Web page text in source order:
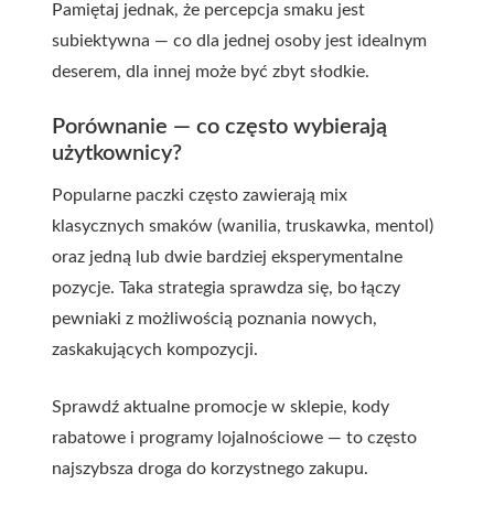
Pamiętaj jednak, że percepcja smaku jest
subiektywna — co dla jednej osoby jest idealnym
deserem, dla innej może być zbyt słodkie.
Porównanie — co często wybierają
użytkownicy?
Popularne paczki często zawierają mix
klasycznych smaków (wanilia, truskawka, mentol)
oraz jedną lub dwie bardziej eksperymentalne
pozycje. Taka strategia sprawdza się, bo łączy
pewniaki z możliwością poznania nowych,
zaskakujących kompozycji.
Sprawdź aktualne promocje w sklepie, kody
rabatowe i programy lojalnościowe — to często
najszybsza droga do korzystnego zakupu.